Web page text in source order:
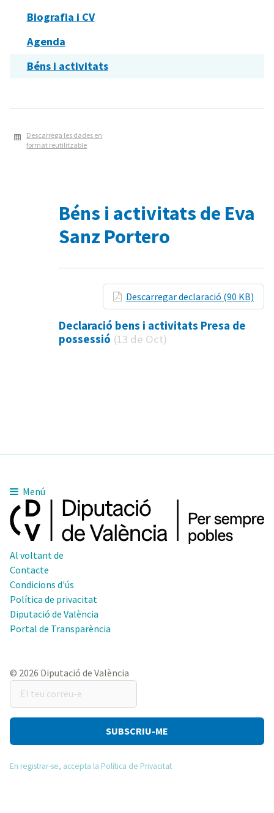
Biografia i CV
Agenda
Béns i activitats
Descarrega les dades en
format reutilitzable
Béns i activitats de Eva
Sanz Portero
Descarregar declaració (90 KB)
Declaració bens i activitats Presa de
possessió (13 de Oct)
Menú
Al voltant de
Contacte
Condicions d'ús
Política de privacitat
Diputació de València
Portal de Transparència
© 2026 Diputació de València
El
teu
correu-
En registrar-se, accepta la Política de Privacitat